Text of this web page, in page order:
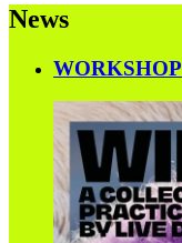
News
WORKSHOP